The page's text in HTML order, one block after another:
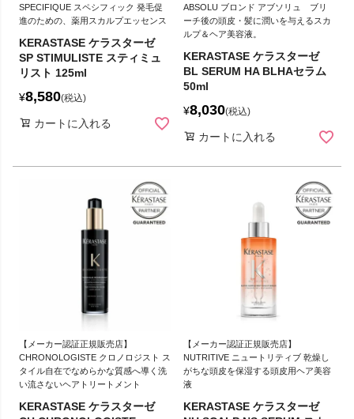
SPECIFIQUE スペシフィック 発毛促
進のための、薬用スカルプエッセンス
KERASTASE ケラスターゼ
SP STIMULISTE スティミュ
リスト 125ml
¥8,580 税込
カートに入れる
ABSOLU ブロンド アブソリュ ブリ
ーチ後の頭皮・髪に潤いを与えるスカ
ルプ＆ヘア美容液。
KERASTASE ケラスターゼ
BL SERUM HA BLHAセラム
50ml
¥8,030 税込
カートに入れる
【メーカー認証正規販売店】
CHRONOLOGISTE クロノロジスト ス
タイル自在でなめらかな質感へ導く洗
い流さないヘアトリートメント
KERASTASE ケラスターゼ
【メーカー認証正規販売店】
NUTRITIVE ニュートリティブ 乾燥し
がちな頭皮を保湿する頭皮用ヘア美容
液
KERASTASE ケラスターゼ